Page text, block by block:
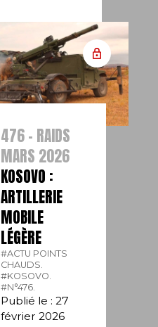
476 - RAIDS
MARS 2026
KOSOVO :
ARTILLERIE
MOBILE
LÉGÈRE
#ACTU POINTS
CHAUDS.
#KOSOVO.
#N°476.
Publié le : 27
février 2026